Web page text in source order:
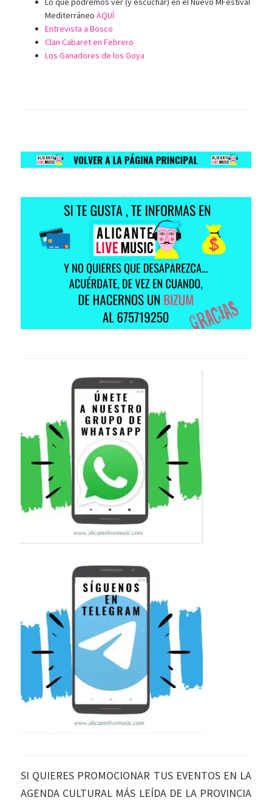
MediterráneoAQUÍ
Entrevista a Bosco
Clan Cabaret en Febrero
Los Ganadores de los Goya
SI QUIERES PROMOCIONAR TUS EVENTOS EN LA
AGENDA CULTURAL MÁS LEÍDA DE LA PROVINCIA